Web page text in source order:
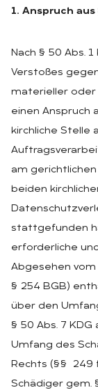
1. Anspruch aus
Nach § 50 Abs.
Verstoßes
materieller oder
einen Anspruch
kirchliche Stelle
am
beiden
stattgefunden
erforderliche
Abgesehen vom
§ 254 BGB)
über den
§ 50 Abs. 7
Umfang des
Rechts (§§ 249
Schädiger gem.